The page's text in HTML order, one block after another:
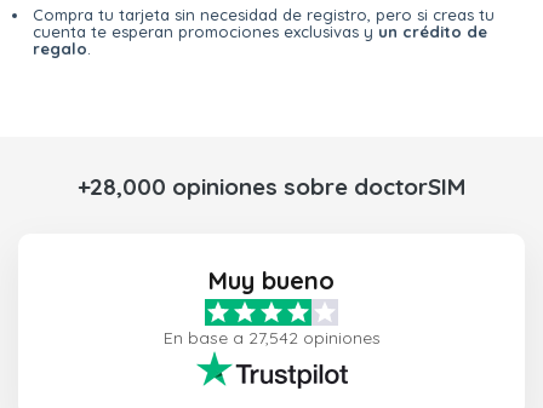
Compra tu tarjeta sin necesidad de registro, pero si creas tu
cuenta te esperan promociones exclusivas y un crédito de
regalo
+28,000 opiniones sobre doctorSIM
Muy bueno
En base a 27,542 opiniones